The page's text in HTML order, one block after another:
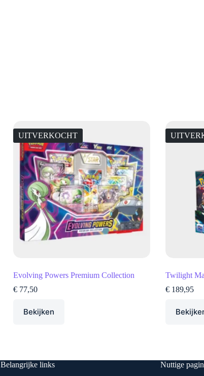
UITVERKOCHT
Evolving Powers Premium Collection
€77,50
Bekijken
Twilight
€189,95
Belangrijke links Nuttige